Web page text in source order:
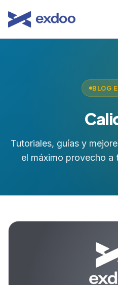
BLOG
Tutoriales, guías y
el máximo provecho a